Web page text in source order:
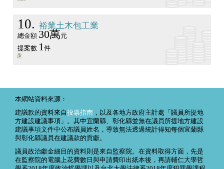
10 裕業土木包工業
總金額 30萬元
提案數 1件
本網站資料來源：
建議款的資料來自投票指南 ，以及各地方政府主計處「議員所提地
方建設建議事項」。其中宜蘭縣、彰化縣並無在議員所提地方建設
建議事項文件中公布議員姓名，導致無法透過統計得知每個宜蘭縣
與彰化縣議員在建議款的貢獻。
議員政治獻金細目的資料則是來自監察院。在資料取得方面，先是
在監察院的電腦上花費數日與申請費印出紙本後，再請輔仁大學哲